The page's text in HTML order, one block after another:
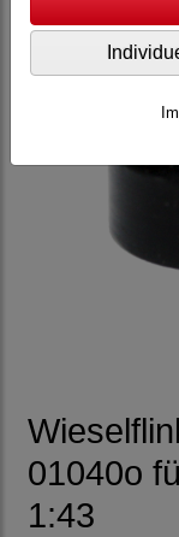
01040o
1:43